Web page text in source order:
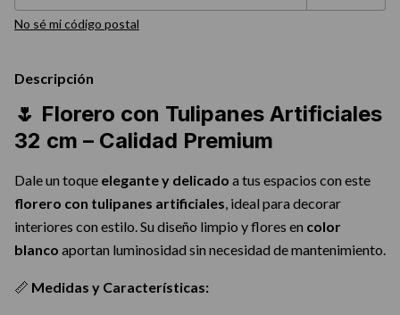
No sé mi código postal
Descripción
🌷 Florero con Tulipanes Artificiales
32 cm – Calidad Premium
Dale un toque elegante y delicado a tus espacios con este
florero con tulipanes artificiales, ideal para decorar
interiores con estilo. Su diseño limpio y flores en color
blanco aportan luminosidad sin necesidad de mantenimiento.
📏 Medidas y Características: